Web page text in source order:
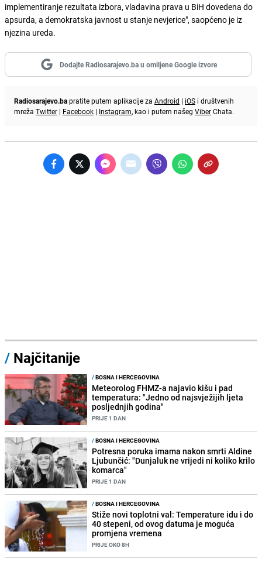
implementiranje rezultata izbora, vladavina prava u BiH dovedena do
apsurda, a demokratska javnost u stanje nevjerice", saopćeno je iz
njezina ureda.
Dodajte Radiosarajevo.ba u omiljene Google izvore
Radiosarajevo.bapratite putem aplikacije za Android | iOS i društvenih
mreža Twitter | Facebook | Instagram, kao i putem našeg ViberChata.
/ Najčitanije
/BOSNA I HERCEGOVINA
Meteorolog FHMZ-a najavio kišu i pad
temperatura: "Jedno od najsvježijih ljeta
posljednjih godina"
PRIJE 1 DAN
/BOSNA I HERCEGOVINA
Potresna poruka imama nakon smrti Aldine
Ljubunčić: "Dunjaluk ne vrijedi ni koliko krilo
komarca"
PRIJE 1 DAN
/BOSNA I HERCEGOVINA
Stiže novi toplotni val: Temperature idu i do
40 stepeni, od ovog datuma je moguća
promjena vremena
PRIJE OKO 8H